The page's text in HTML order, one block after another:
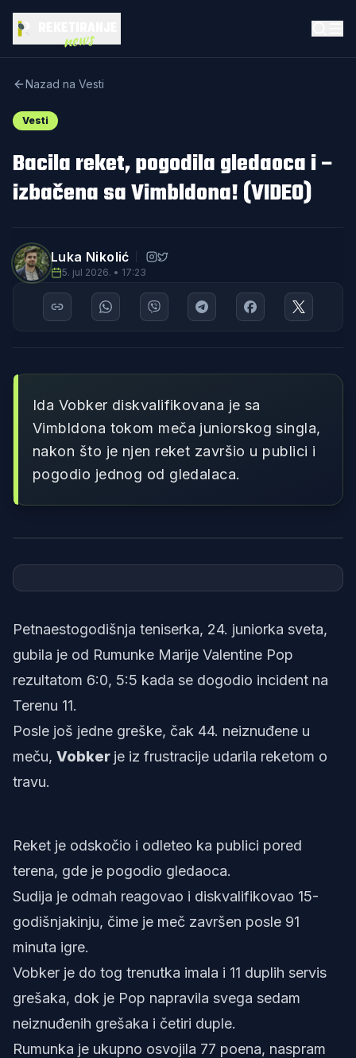
news
Nazad na Vesti
Vesti
Bacila reket, pogodila gledaoca i –
izbačena sa Vimbldona! (VIDEO)
Luka Nikolić
5. jul 2026. • 17:23
Ida Vobker diskvalifikovana je sa
Vimbldona tokom meča juniorskog singla,
nakon što je njen reket završio u publici i
pogodio jednog od gledalaca.
Petnaestogodišnja teniserka, 24. juniorka sveta,
gubila je od Rumunke Marije Valentine Pop
rezultatom 6:0, 5:5 kada se dogodio incident na
Terenu 11.
Posle još jedne greške, čak 44. neiznuđene u
meču, Vobker je iz frustracije udarila reketom o
travu.
Reket je odskočio i odleteo ka publici pored
terena, gde je pogodio gledaoca.
Sudija je odmah reagovao i diskvalifikovao 15-
godišnjakinju, čime je meč završen posle 91
minuta igre.
Vobker je do tog trenutka imala i 11 duplih servis
grešaka, dok je Pop napravila svega sedam
neiznuđenih grešaka i četiri duple.
Rumunka je ukupno osvojila 77 poena, naspram